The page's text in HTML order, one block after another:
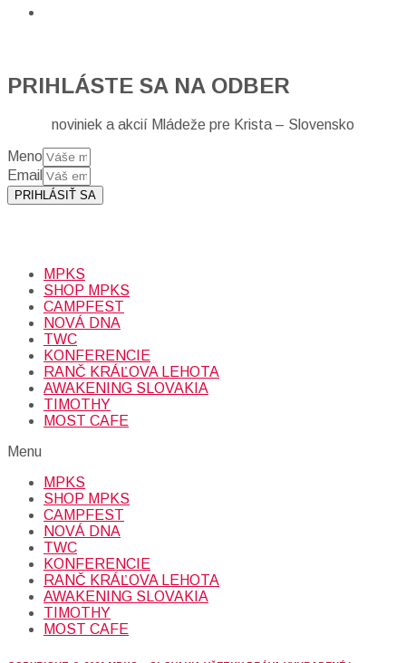
PRIHLÁSTE SA NA ODBER
noviniek a akcií Mládeže pre Krista – Slovensko
Meno
Email
PRIHLÁSIŤ SA
MPKS
SHOP MPKS
CAMPFEST
NOVÁ DNA
TWC
KONFERENCIE
RANČ KRÁĽOVA LEHOTA
AWAKENING SLOVAKIA
TIMOTHY
MOST CAFE
Menu
MPKS
SHOP MPKS
CAMPFEST
NOVÁ DNA
TWC
KONFERENCIE
RANČ KRÁĽOVA LEHOTA
AWAKENING SLOVAKIA
TIMOTHY
MOST CAFE